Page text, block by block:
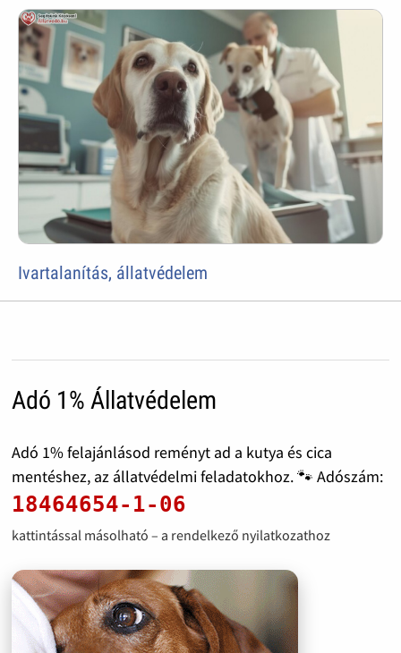
Ivartalanítás, állatvédelem
Adó 1% Állatvédelem
Adó 1% felajánlásod reményt ad a kutya és cica
mentéshez, az állatvédelmi feladatokhoz. 🐾 Adószám:
18464654-1-06
kattintással másolható – a rendelkező nyilatkozathoz